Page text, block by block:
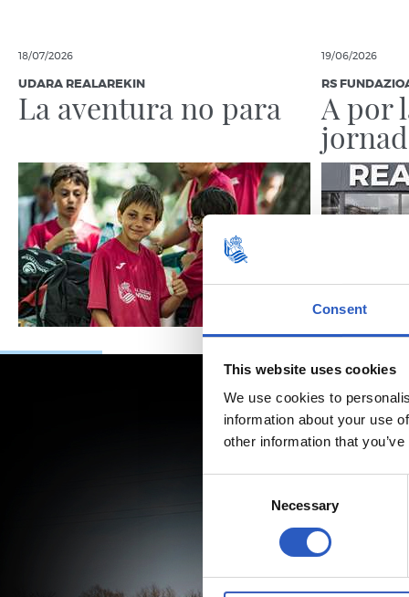
Consent
This website uses cookies
We use cookies to
information about your use
other information that
Necessary
18/07/2026
UDARA REALAREKIN
La aventura no para
19/06/2026
RS
A por